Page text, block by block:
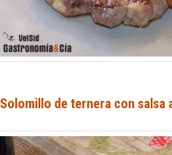
Solomillo de ternera con salsa